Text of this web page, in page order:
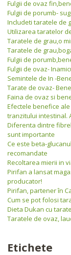
Fulgii de ovaz
Fulgii de porumb-
Includeti taratele de
Utilizarea taratelor
Taratele de grau,o
Taratele de
Fulgii de
Fulgii de ovaz-
Semintele de In -
Tarate de ovaz-
Faina de ovaz si
Efectele benefice
tranzitului intestinal.
Diferenta dintre
sunt importante
Ce este beta-
recomandate
Recoltarea mierii in
Pirifan a lansat
producator!
Pirifan, partener în
Cum se pot folosi
Dieta Dukan cu
Taratele de ovaz,
Etichete